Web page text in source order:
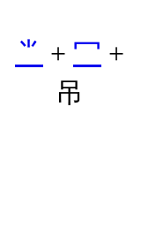
⺌ + 冖 +
吊